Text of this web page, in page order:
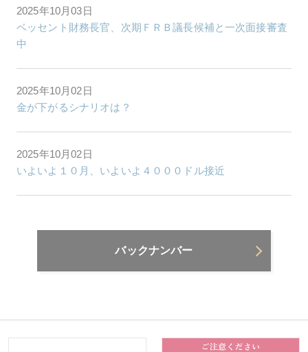
2025年10月03日
ベッセント財務長官、次期ＦＲＢ議長候補と一次面接審査
中
2025年10月02日
金が下がるシナリオは？
2025年10月02日
いよいよ１０月、いよいよ４０００ドル接近
バックナンバー